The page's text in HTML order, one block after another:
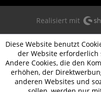
Realisiert mit
Diese Website benutzt
der Website
Andere Cookies, die den
erhöhen, der
anderen Websites und